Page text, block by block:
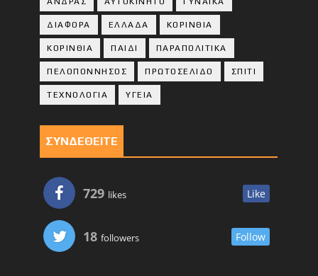
ΔΙΑΦΟΡΑ ΕΛΛΑΔΑ ΚΟΡΙΝΘΙΑ
ΚΟΡΙΝΘΙA ΠΑΙΔΙ ΠΑΡΑΠΟΛΙΤΙΚΑ
ΠΕΛΟΠΟΝΝΗΣΟΣ ΠΡΩΤΟΣΕΛΙΔΟ ΣΠΙΤΙ
ΤΕΧΝΟΛΟΓΙΑ ΥΓΕΙΑ
ΣΥΝΔΕΘΕΙΤΕ
729 likes Like
18 followers Follow